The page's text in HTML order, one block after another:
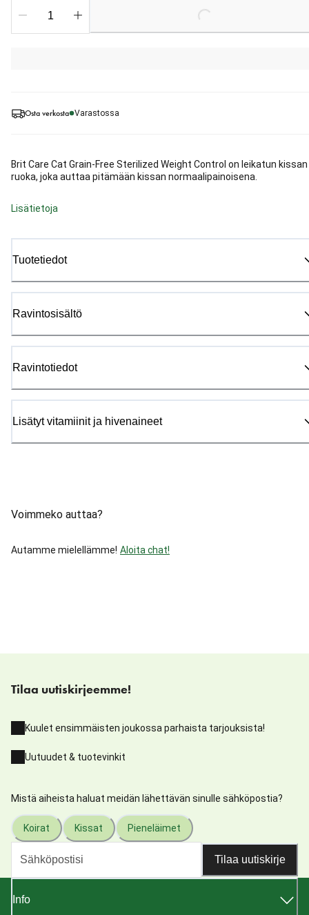
Osta verkosta Varastossa
Brit Care Cat Grain-Free Sterilized Weight Control on leikatun kissan
ruoka, joka auttaa pitämään kissan normaalipainoisena.
Lisätietoja
Tuotetiedot
Ravintosisältö
Ravintotiedot
Lisätyt vitamiinit ja hivenaineet
Voimmeko auttaa?
Autamme mielellämme! Aloita chat!
Loading...
Tilaa uutiskirjeemme!
Kuulet ensimmäisten joukossa parhaista tarjouksista!
Uutuudet & tuotevinkit
Mistä aiheista haluat meidän lähettävän sinulle sähköpostia?
Koirat Kissat Pieneläimet
Tilaa uutiskirje
Info